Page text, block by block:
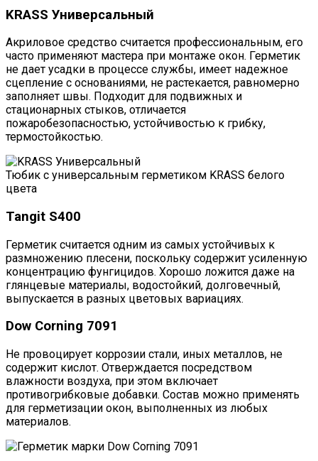
KRASS Универсальный
Акриловое средство считается профессиональным, его
часто применяют мастера при монтаже окон. Герметик
не дает усадки в процессе службы, имеет надежное
сцепление с основаниями, не растекается, равномерно
заполняет швы. Подходит для подвижных и
стационарных стыков, отличается
пожаробезопасностью, устойчивостью к грибку,
термостойкостью.
Тюбик с универсальным герметиком KRASS белого
цвета
Tangit S400
Герметик считается одним из самых устойчивых к
размножению плесени, поскольку содержит усиленную
концентрацию фунгицидов. Хорошо ложится даже на
глянцевые материалы, водостойкий, долговечный,
выпускается в разных цветовых вариациях.
Dow Corning 7091
Не провоцирует коррозии стали, иных металлов, не
содержит кислот. Отверждается посредством
влажности воздуха, при этом включает
противогрибковые добавки. Состав можно применять
для герметизации окон, выполненных из любых
материалов.